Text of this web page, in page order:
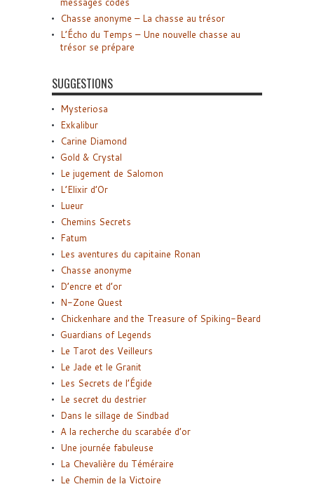
Chasse anonyme – La chasse au trésor
L’Écho du Temps – Une nouvelle chasse au
trésor se prépare
SUGGESTIONS
Mysteriosa
Exkalibur
Carine Diamond
Gold & Crystal
Le jugement de Salomon
L’Elixir d’Or
Lueur
Chemins Secrets
Fatum
Les aventures du capitaine Ronan
Chasse anonyme
D’encre et d’or
N-Zone Quest
Chickenhare and the Treasure of Spiking-Beard
Guardians of Legends
Le Tarot des Veilleurs
Le Jade et le Granit
Les Secrets de l’Égide
Le secret du destrier
Dans le sillage de Sindbad
A la recherche du scarabée d’or
Une journée fabuleuse
La Chevalière du Téméraire
Le Chemin de la Victoire